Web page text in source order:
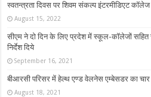
स्वतन्त्रता दिवस पर शिवम संकल्प इंटरमीडिएट
August 15, 2022
सीएम ने दो दिन के लिए प्रदेश में स्कूल-कॉलेजों सहित
निर्देश दिये
September 16, 2021
बीआरसी परिसर में हेल्थ एण्ड वेलनेस एम्बेसडर का चार
August 18, 2021